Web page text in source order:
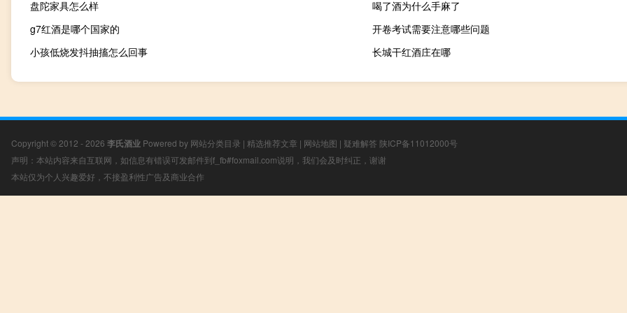
盘陀家具怎么样
喝了酒为什么手麻了
g7红酒是哪个国家的
开卷考试需要注意哪些问题
小孩低烧发抖抽搐怎么回事
长城干红酒庄在哪
Copyright © 2012 - 2026 李氏酒业 Powered by 网站分类目录 | 精选推荐文章 | 网站地图 | 疑难解答 陕ICP备11012000号
声明：本站内容来自互联网，如信息有错误可发邮件到f_fb#foxmail.com说明，我们会及时纠正，谢谢
本站仅为个人兴趣爱好，不接盈利性广告及商业合作